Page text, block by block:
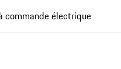
commande électrique